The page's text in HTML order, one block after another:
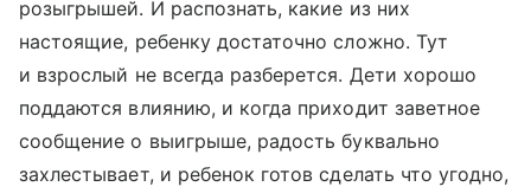
розыгрышей. И распознать, какие из них
настоящие, ребенку достаточно сложно. Тут
и взрослый не всегда разберется. Дети хорошо
поддаются влиянию, и когда приходит заветное
сообщение о выигрыше, радость буквально
захлестывает, и ребенок готов сделать что угодно,